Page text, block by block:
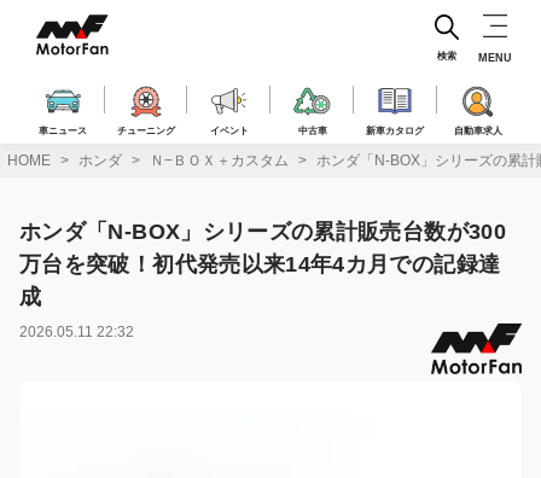
ス
車ニュース チューニング イベント 中古車 新車カタログ 自動車求人
検索 MENU
HOME ホンダ Ｎ−ＢＯＸ＋カスタム ホンダ「N-BOX」シリーズの累
ホンダ「N-BOX」シリーズの累計販売台数が300
万台を突破！初代発売以来14年4カ月での記録達
成
2026.05.11 22:32